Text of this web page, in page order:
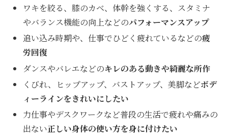
ワキを絞る、膝のカベ、体幹を強くする、スタミナ
やバランス機能の向上などのパフォーマンスアップ
追い込み時期や、仕事でひどく疲れているなどの疲
労回復
ダンスやバレエなどのキレのある動きや綺麗な所作
くびれ、ヒップアップ、バストアップ、美脚などボデ
ィーラインをきれいにしたい
力仕事やデスクワークなど普段の生活で疲れや痛みの
出ない正しい身体の使い方を身に付けたい